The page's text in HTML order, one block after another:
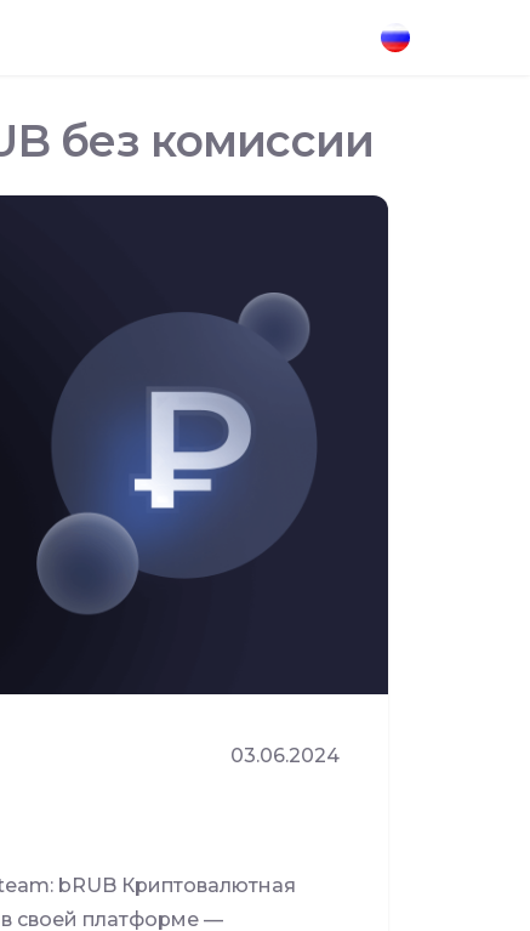
без комиссии
03.06.2024
bRUB Криптовалютная
своей платформе —